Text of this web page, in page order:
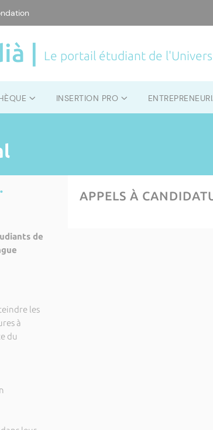
| Le portail étudiant de
INSERTION PRO
de
les
à
du
APPELS À